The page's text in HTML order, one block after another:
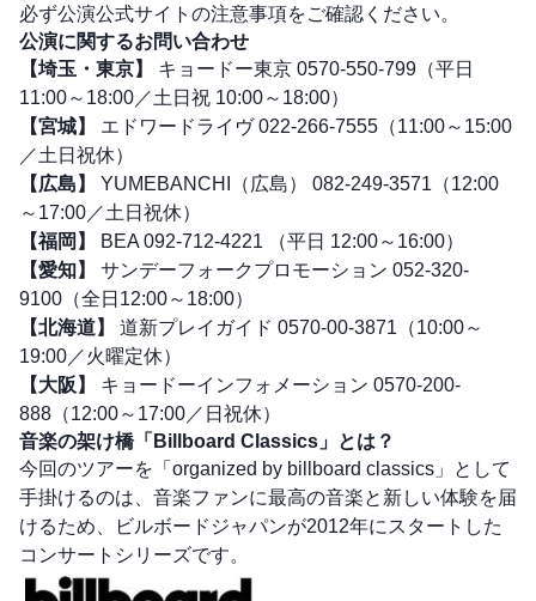
必ず公演公式サイトの注意事項をご確認ください。
公演に関するお問い合わせ
【埼玉・東京】
キョードー東京 0570-550-799（平日
11:00～18:00／土日祝 10:00～18:00）
【宮城】
エドワードライヴ 022-266-7555（11:00～15:00
／土日祝休）
【広島】
YUMEBANCHI（広島） 082-249-3571（12:00
～17:00／土日祝休）
【福岡】
BEA 092-712-4221 （平日 12:00～16:00）
【愛知】
サンデーフォークプロモーション 052-320-
9100（全日12:00～18:00）
【北海道】
道新プレイガイド 0570-00-3871（10:00～
19:00／火曜定休）
【大阪】
キョードーインフォメーション 0570-200-
888（12:00～17:00／日祝休）
音楽の架け橋「Billboard Classics」とは？
今回のツアーを「organized by billboard classics」として
手掛けるのは、音楽ファンに最高の音楽と新しい体験を届
けるため、ビルボードジャパンが2012年にスタートした
コンサートシリーズです。